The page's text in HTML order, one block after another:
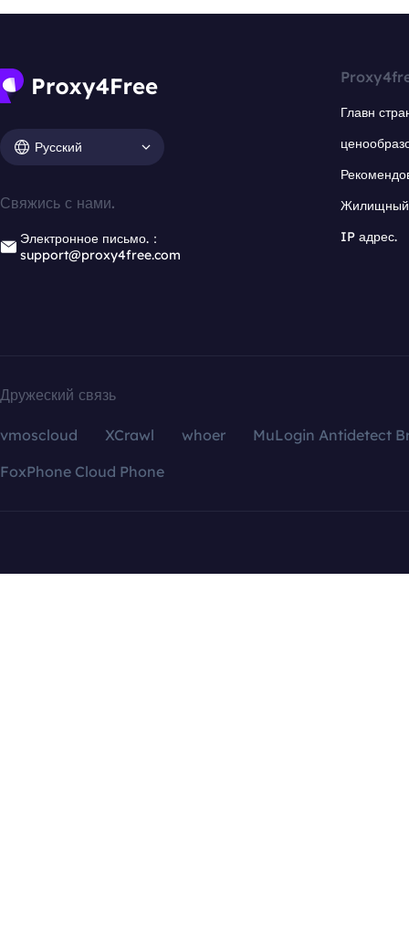
Русский
Свяжись с нами.
Электронное письмо.：
support@proxy4free.com
Главн
Жилищный
IP адрес.
Дружеский связь
vmoscloud XCrawl whoer
MuLogin Antidetect
FoxPhone Cloud Phone